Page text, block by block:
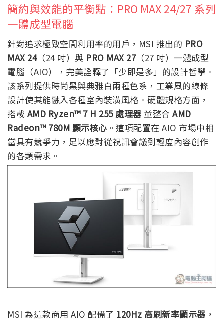
簡約與效能的平衡點：PRO MAX 24/27 系列
一體成型電腦
針對追求極致空間利用率的用戶，MSI 推出的 PRO
MAX 24（24 吋）與 PRO MAX 27（27 吋）一體成型
電腦（AIO），完美詮釋了「少即是多」的設計哲學。
該系列提供時尚黑與典雅白兩種色系，工業風的線條
設計使其能融入各種室內裝潢風格。硬體規格方面，
搭載 AMD Ryzen™ 7 H 255 處理器 並整合 AMD
Radeon™ 780M 顯示核心 。這項配置在 AIO 市場中相
當具有競爭力，足以應對從視訊會議到輕度內容創作
的各類需求。
MSI 為這款商用 AIO 配備了 120Hz 高刷新率顯示器 ，